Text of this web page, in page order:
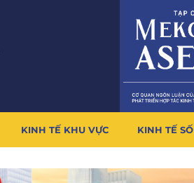
KINH TẾ KHU VỰC KINH TẾ SỐ